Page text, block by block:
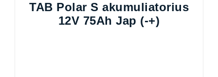
TAB Polar S akumuliatorius
12V 75Ah Jap (-+)